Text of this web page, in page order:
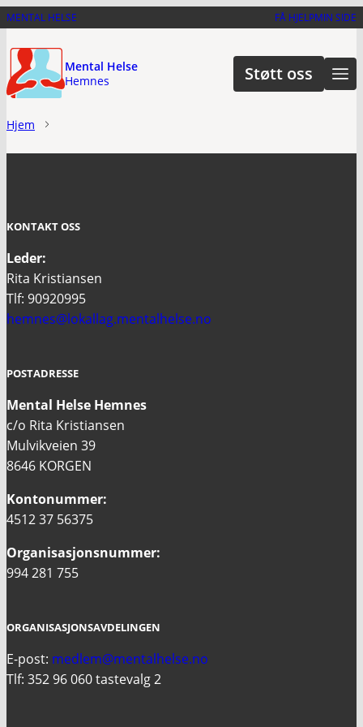
Hopp
hovedinnhold
MENTAL HELSE FÅ HJELPMIN SIDE
Mental Helse
Hemnes
Støtt oss
Hjem
KONTAKT OSS
Leder:
Rita Kristiansen
Tlf: 90920995
hemnes@lokallag.mentalhelse.no
POSTADRESSE
Mental Helse Hemnes
c/o Rita Kristiansen
Mulvikveien 39
8646 KORGEN
Kontonummer:
4512 37 56375
Organisasjonsnummer:
994 281 755
ORGANISASJONSAVDELINGEN
E-post: medlem@mentalhelse.no
Tlf: 352 96 060 tastevalg 2